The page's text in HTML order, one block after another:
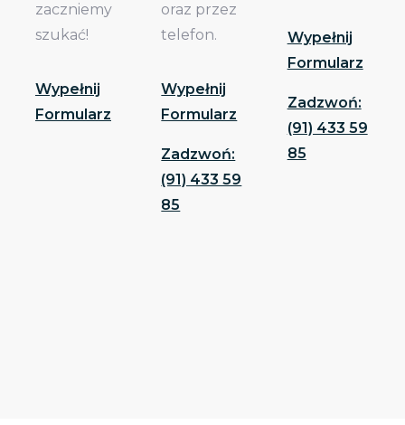
zaczniemy
szukać!
Wypełnij
Formularz
oraz przez
telefon.
Wypełnij
Formularz
Zadzwoń:
(91) 433 59
85
Wypełnij
Formularz
Zadzwoń:
(91) 433 59
85